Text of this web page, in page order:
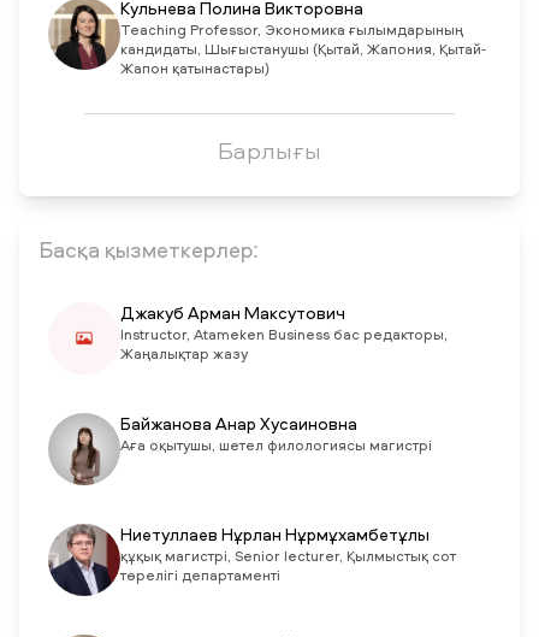
Кульнева Полина Викторовна
Teaching Professor, Экономика ғылымдарының
кандидаты, Шығыстанушы (Қытай, Жапония, Қытай-
Жапон қатынастары)
Барлығы
Басқа қызметкерлер:
Джакуб Арман Максутович
Instructor, Atameken Business бас редакторы,
Жаңалықтар жазу
Байжанова Анар Хусаиновна
Аға оқытушы, шетел филологиясы магистрі
Ниетуллаев Нұрлан Нұрмұхамбетұлы
құқық магистрі, Senior lecturer, Қылмыстық сот
төрелігі департаменті